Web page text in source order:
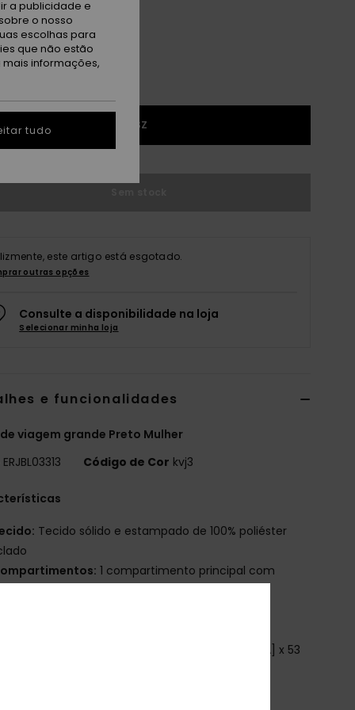
1SZ
este artigo está esgotado.
outras opções
Consulte a disponibilidade na loja
Selecionar minha loja
e funcionalidades
viagem grande Preto Mulher
ERJBL03313 Código de Cor kvj3
Tecido sólido e estampado de 100% poliéster
1 compartimento principal com
12,20" [A] x 20,87" [L] x 8,46" [P] / 31 [A] x 53
a publicidade e
o nosso
escolhas para
que não estão
informações,
tudo